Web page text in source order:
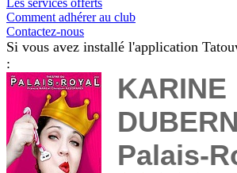
Les services offerts
Comment adhérer au club
Contactez-nous
Si vous avez installé l'application
:
KARINE
Palais-